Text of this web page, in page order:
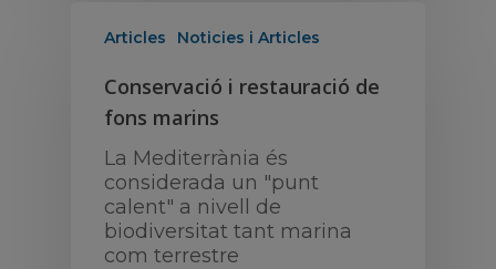
Articles Noticies i Articles
Conservació i restauració de
fons marins
La Mediterrània és
considerada un "punt
calent" a nivell de
biodiversitat tant marina
com terrestre